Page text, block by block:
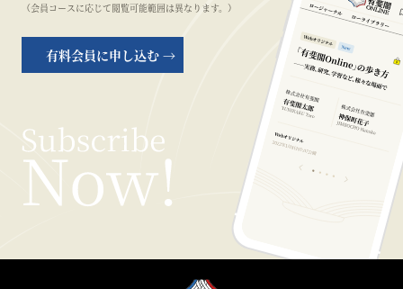
（会員コースに応じて閲覧可能範囲は異なります。）
有料会員に申し込む →